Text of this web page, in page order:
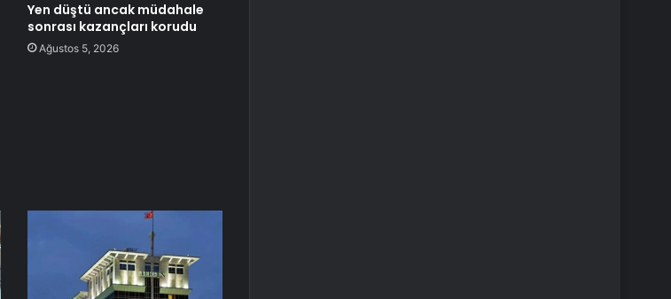
Yen düştü ancak müdahale
sonrası kazançları korudu
Ağustos 5, 2026